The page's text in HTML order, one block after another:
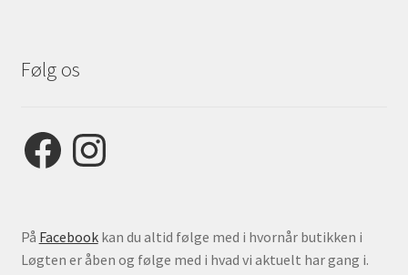
Følg os
FacebookInstagram
På Facebookkan du altid følge med i hvornår butikken i
Løgten er åben og følge med i hvad vi aktuelt har gang i.